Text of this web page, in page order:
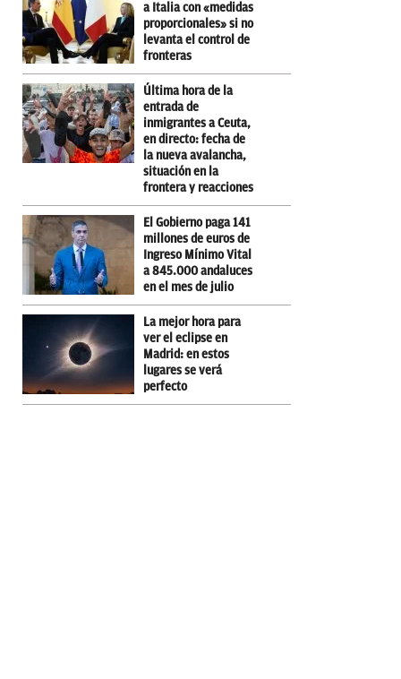
a Italia con «medidas
proporcionales» si no
levanta el control de
fronteras
Última hora de la
entrada de
inmigrantes a Ceuta,
en directo: fecha de
la nueva avalancha,
situación en la
frontera y reacciones
El Gobierno paga 141
millones de euros de
Ingreso Mínimo Vital
a 845.000 andaluces
en el mes de julio
La mejor hora para
ver el eclipse en
Madrid: en estos
lugares se verá
perfecto